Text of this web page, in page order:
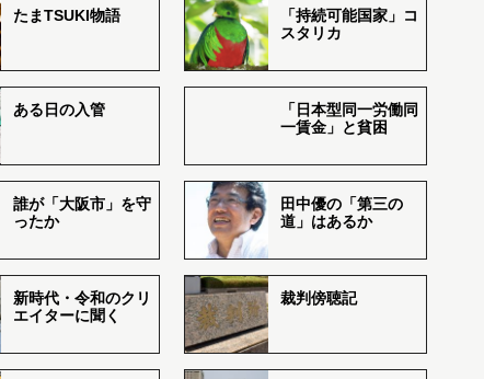
たまTSUKI物語
「持続可能国家」コ
スタリカ
ある日の入管
「日本型同一労働同
一賃金」と貧困
誰が「大阪市」を守
ったか
田中優の「第三の
道」はあるか
新時代・令和のクリ
エイターに聞く
裁判傍聴記